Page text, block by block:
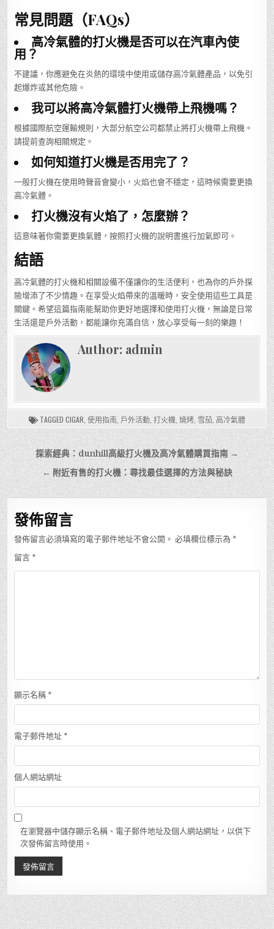
常見問題（FAQs）
高冷氣體的打火機是否可以在汽車內使
用？
不建議，你應避免在炎熱的環境中使用或儲存高冷氣體產品，以免引
起爆炸或其他危險。
我可以將高冷氣體打火機帶上飛機嗎？
根據國際航空運輸規則，大部分航空公司都禁止將打火機帶上飛機。
請提前查詢相關規定。
如何知道打火機是否用完了？
一般打火機在使用時聲音會變小，火焰也會不穩定，這時候需要更換
高冷氣體。
打火機沒有火焰了，怎麼辦？
這意味著你需要更換氣體，按照打火機的說明書進行加氣即可。
結語
高冷氣體的打火機和相關設備不僅讓你的生活便利，也為你的戶外探
險增添了不少情趣。在享受火焰帶來的溫暖時，安全使用這些工具是
關鍵。希望這篇指南能幫助你更好地選擇和使用打火機，無論是日常
生活還是戶外活動，都能讓你充滿自信，放心享受每一刻的樂趣！
Author: admin
TAGGED CIGAR 使用指南 戶外活動 打火機 燒烤 雪茄 高冷氣體
文
章
導
覽
探索經典：dunhill高級打火機及高冷氣體購買指南 →
← 附近有售的打火機：尋找最佳選擇的方法與秘訣
發佈留言
發佈留言必須填寫的電子郵件地址不會公開。 必填欄位標示為 *
留言 *
顯示名稱 *
電子郵件地址 *
個人網站網址
在瀏覽器中儲存顯示名稱、電子郵件地址及個人網站網址，以供下
次發佈留言時使用。